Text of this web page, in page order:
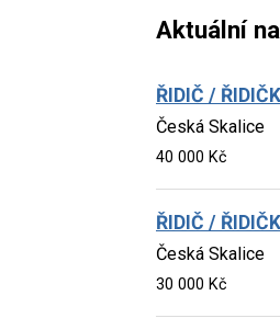
Aktuální
ŘIDIČ /
Česká Skalice
40 000 Kč
ŘIDIČ /
Česká Skalice
30 000 Kč